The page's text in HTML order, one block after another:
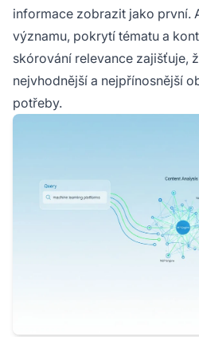
informace zobrazit jako první.
významu, pokrytí tématu a
skórování relevance zajišťuje,
nejvhodnější a nejpřínosnější
potřeby.